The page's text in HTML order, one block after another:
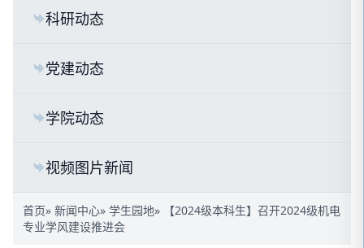
科研动态
党建动态
学院动态
视频图片新闻
首页» 新闻中心» 学生园地» 【2024级本科生】召开2024级机电
专业学风建设推进会